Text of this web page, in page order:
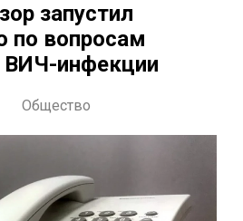
запустил
по вопросам
ВИЧ-инфекции
Общество